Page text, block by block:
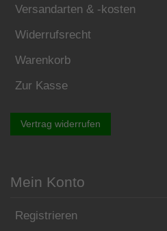
Versandarten & -kosten
Widerrufsrecht
Warenkorb
Zur Kasse
Vertrag widerrufen
Mein Konto
Registrieren